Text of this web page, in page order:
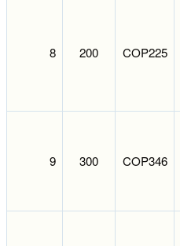
8 200 COP225
9 300 COP346